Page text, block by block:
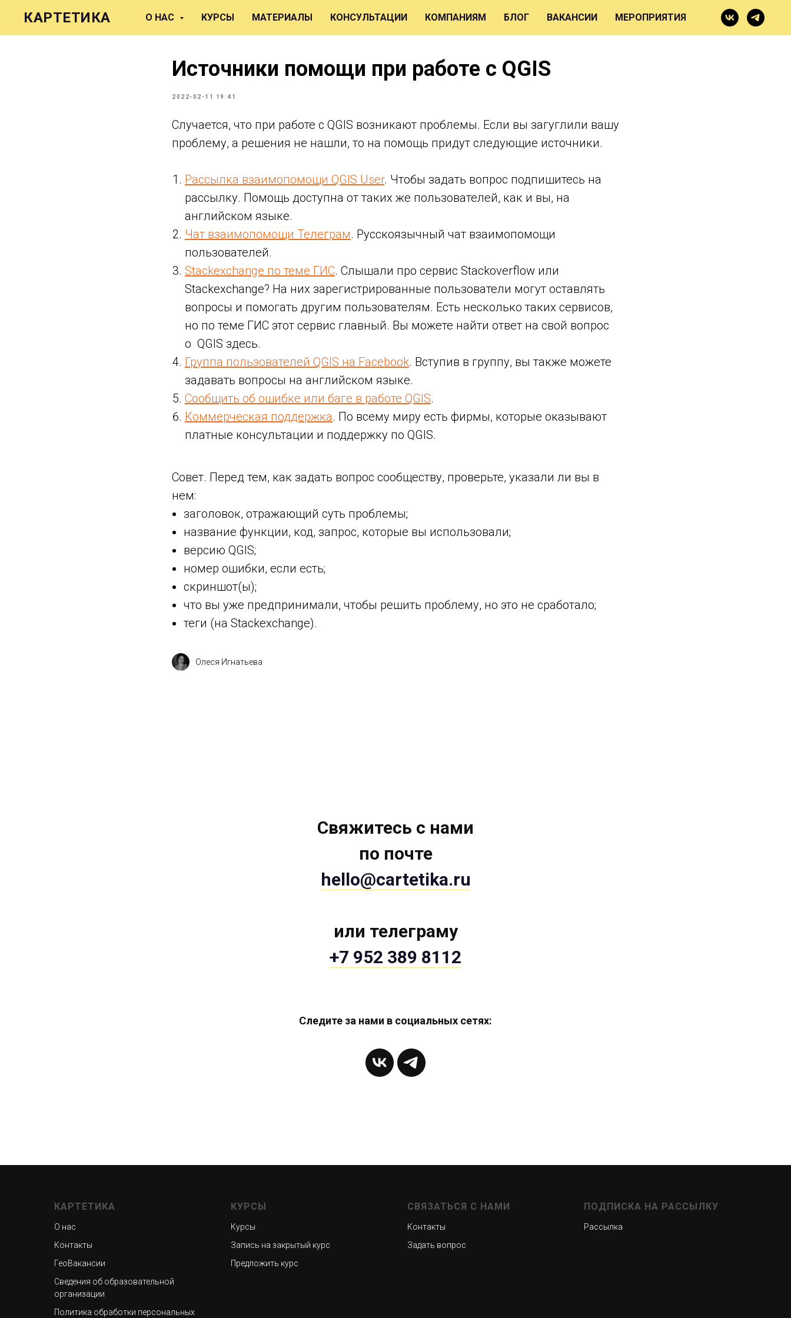
КАРТЕТИКА О НАС КУРСЫ МАТЕРИАЛЫ КОНСУЛЬТАЦИИ КОМПАНИЯМ БЛОГ ВАКАНСИИ МЕРОПРИЯТИЯ
Источники помощи при работе с QGIS
2022-02-11 19:41
Случается, что при работе с QGIS возникают проблемы. Если вы загуглили вашу
проблему, а решения не нашли, то на помощь придут следующие источники.
Рассылка взаимопомощи QGIS User. Чтобы задать вопрос подпишитесь на
рассылку. Помощь доступна от таких же пользователей, как и вы, на
английском языке.
Чат взаимопомощи Телеграм. Русскоязычный чат взаимопомощи
пользователей.
Stackexchange по теме ГИС. Слышали про сервис Stackoverflow или
Stackexchange? На них зарегистрированные пользователи могут оставлять
вопросы и помогать другим пользователям. Есть несколько таких сервисов,
но по теме ГИС этот сервис главный. Вы можете найти ответ на свой вопрос
о QGIS здесь.
Группа пользователей QGIS на Facebook. Вступив в группу, вы также можете
задавать вопросы на английском языке.
Сообщить об ошибке или баге в работе QGIS.
Коммерческая поддержка. По всему миру есть фирмы, которые оказывают
платные консультации и поддержку по QGIS.
Совет. Перед тем, как задать вопрос сообществу, проверьте, указали ли вы в
нем:
заголовок, отражающий суть проблемы;
название функции, код, запрос, которые вы использовали;
версию QGIS;
номер ошибки, если есть;
скриншот(ы);
что вы уже предпринимали, чтобы решить проблему, но это не сработало;
теги (на Stackexchange).
Олеся Игнатьева
Свяжитесь с нами
по почте
hello@cartetika.ru
или телеграму
+7 952 389 8112
Следите за нами в социальных сетях:
КАРТЕТИКА
О нас
Контакты
ГеоВакансии
Сведения об образовательной
организации
Политика обработки персональных
КУРСЫ
Курсы
Запись на закрытый курс
Предложить курс
СВЯЗАТЬСЯ С НАМИ
Контакты
Задать вопрос
ПОДПИСКА НА РАССЫЛКУ
Рассылка